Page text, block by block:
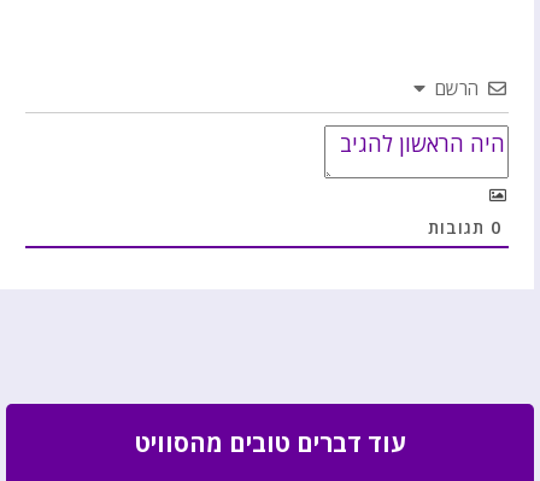
הרשם
0 תגובות
עוד דברים טובים מהסוויט